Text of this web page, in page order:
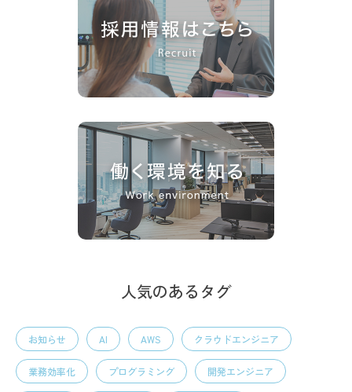
人気のあるタグ
お知らせ AI AWS クラウドエンジニア
業務効率化 プログラミング 開発エンジニア